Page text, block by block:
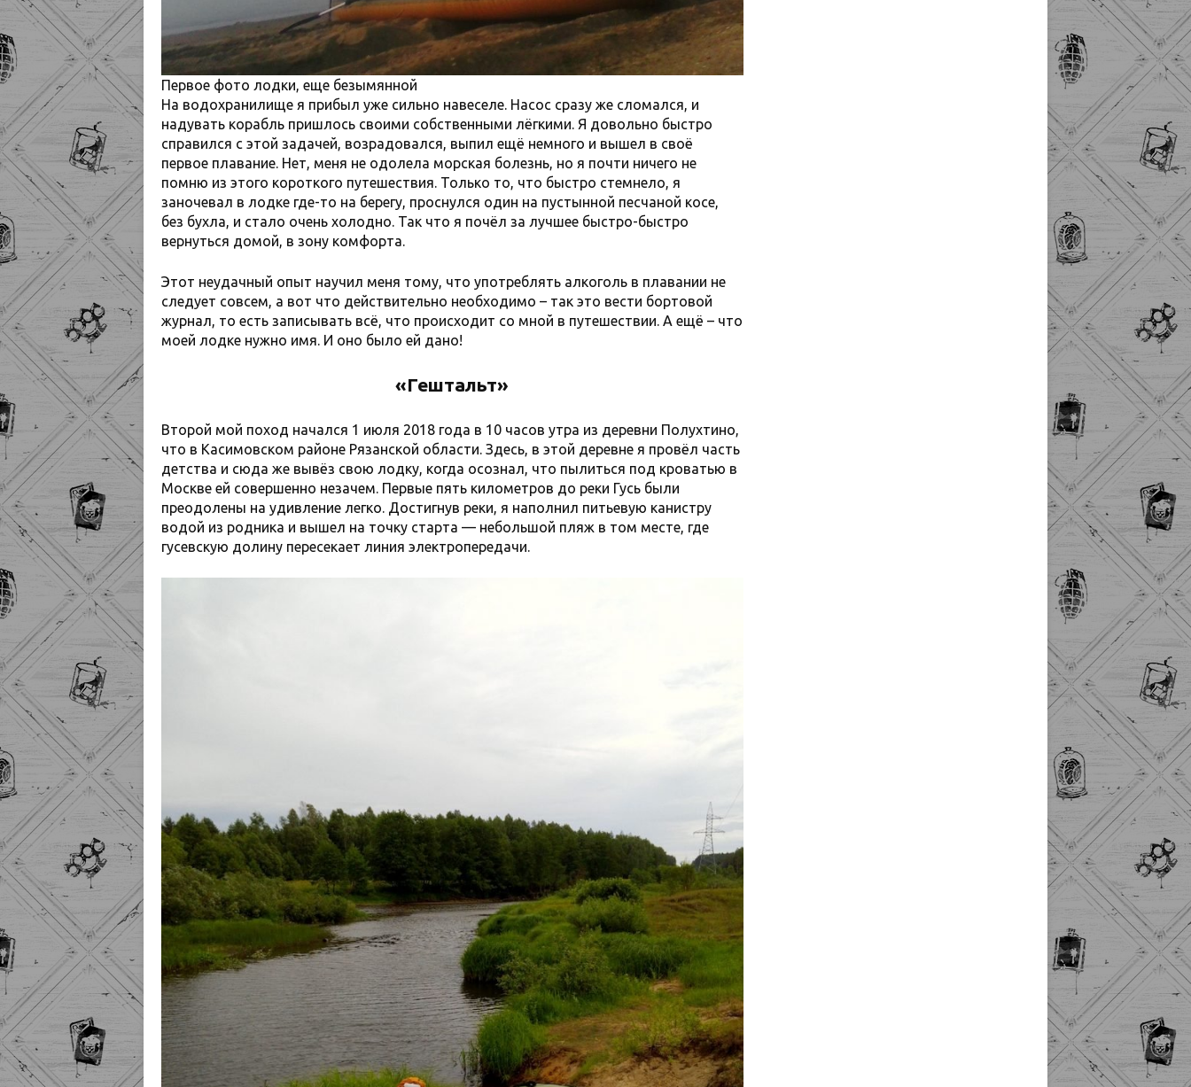
Первое фото лодки, еще безымянной
На водохранилище я прибыл уже сильно навеселе. Насос сразу же сломался, и
надувать корабль пришлось своими собственными лёгкими. Я довольно быстро
справился с этой задачей, возрадовался, выпил ещё немного и вышел в своё
первое плавание. Нет, меня не одолела морская болезнь, но я почти ничего не
помню из этого короткого путешествия. Только то, что быстро стемнело, я
заночевал в лодке где-то на берегу, проснулся один на пустынной песчаной косе,
без бухла, и стало очень холодно. Так что я почёл за лучшее быстро-быстро
вернуться домой, в зону комфорта.
Этот неудачный опыт научил меня тому, что употреблять алкоголь в плавании не
следует совсем, а вот что действительно необходимо – так это вести бортовой
журнал, то есть записывать всё, что происходит со мной в путешествии. А ещё – что
моей лодке нужно имя. И оно было ей дано!
«Гештальт»
Второй мой поход начался 1 июля 2018 года в 10 часов утра из деревни Полухтино,
что в Касимовском районе Рязанской области. Здесь, в этой деревне я провёл часть
детства и сюда же вывёз свою лодку, когда осознал, что пылиться под кроватью в
Москве ей совершенно незачем. Первые пять километров до реки Гусь были
преодолены на удивление легко. Достигнув реки, я наполнил питьевую канистру
водой из родника и вышел на точку старта — небольшой пляж в том месте, где
гусевскую долину пересекает линия электропередачи.